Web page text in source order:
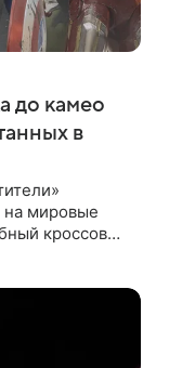
до камео
в
мировые
кроссовер